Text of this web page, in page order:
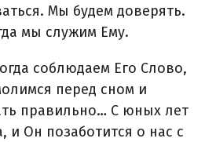
Мы будем доверять.
мы служим Ему.
соблюдаем Его Слово,
перед сном и
правильно… С юных лет
и Он позаботится о нас с